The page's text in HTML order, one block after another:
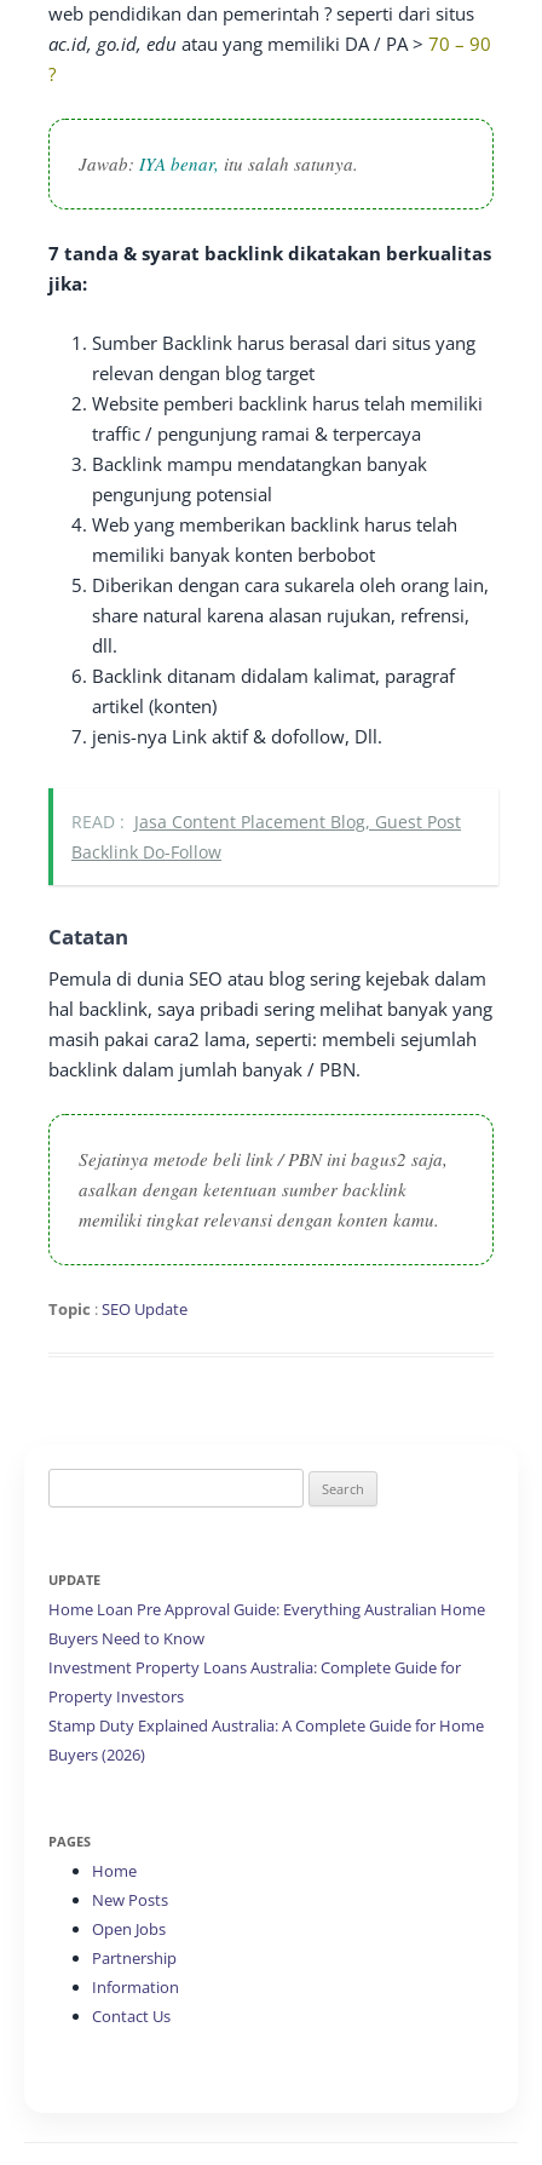
web pendidikan dan pemerintah ? seperti dari situs
ac.id, go.id, edu atau yang memiliki DA / PA > 70 – 90
?
Jawab: IYA benar, itu salah satunya.
7 tanda & syarat backlink dikatakan berkualitas
jika:
Sumber Backlink harus berasal dari situs yang
relevan dengan blog target
Website pemberi backlink harus telah memiliki
traffic / pengunjung ramai & terpercaya
Backlink mampu mendatangkan banyak
pengunjung potensial
Web yang memberikan backlink harus telah
memiliki banyak konten berbobot
Diberikan dengan cara sukarela oleh orang lain,
share natural karena alasan rujukan, refrensi,
dll.
Backlink ditanam didalam kalimat, paragraf
artikel (konten)
jenis-nya Link aktif & dofollow, Dll.
READ : Jasa Content Placement Blog, Guest Post
Backlink Do-Follow
Catatan
Pemula di dunia SEO atau blog sering kejebak dalam
hal backlink, saya pribadi sering melihat banyak yang
masih pakai cara2 lama, seperti: membeli sejumlah
backlink dalam jumlah banyak / PBN.
Sejatinya metode beli link / PBN ini bagus2 saja,
asalkan dengan ketentuan sumber backlink
memiliki tingkat relevansi dengan konten kamu.
Topic :SEO Update
for:
UPDATE
Home Loan Pre Approval Guide: Everything Australian Home
Buyers Need to Know
Investment Property Loans Australia: Complete Guide for
Property Investors
Stamp Duty Explained Australia: A Complete Guide for Home
Buyers (2026)
PAGES
Home
New Posts
Open Jobs
Partnership
Information
Contact Us